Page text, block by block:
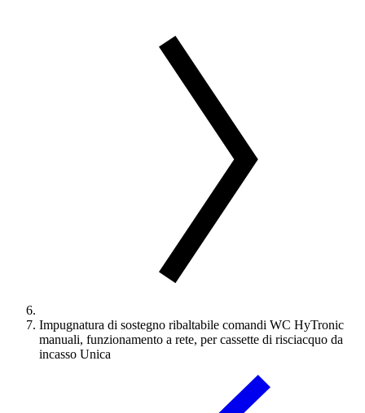
Impugnatura di sostegno ribaltabile comandi WC HyTronic
manuali, funzionamento a rete, per cassette di risciacquo da
incasso Unica